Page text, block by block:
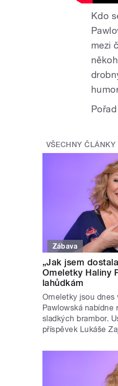
Kdo
mezi
Pořad
VŠECHNY ČLÁNKY
Zábava
„Jak jsem
Omeletky Haliny
lahůdkám
Omeletky jsou dnes
Pawlowská nabídne
sladkých brambor.
příspěvek Lukáše